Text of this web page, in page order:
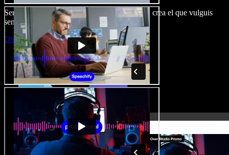
Sense corba d’aprenentatge, tot al navegador: crea el que vulguis
sense els límits de sempre.
Obre l'Studio